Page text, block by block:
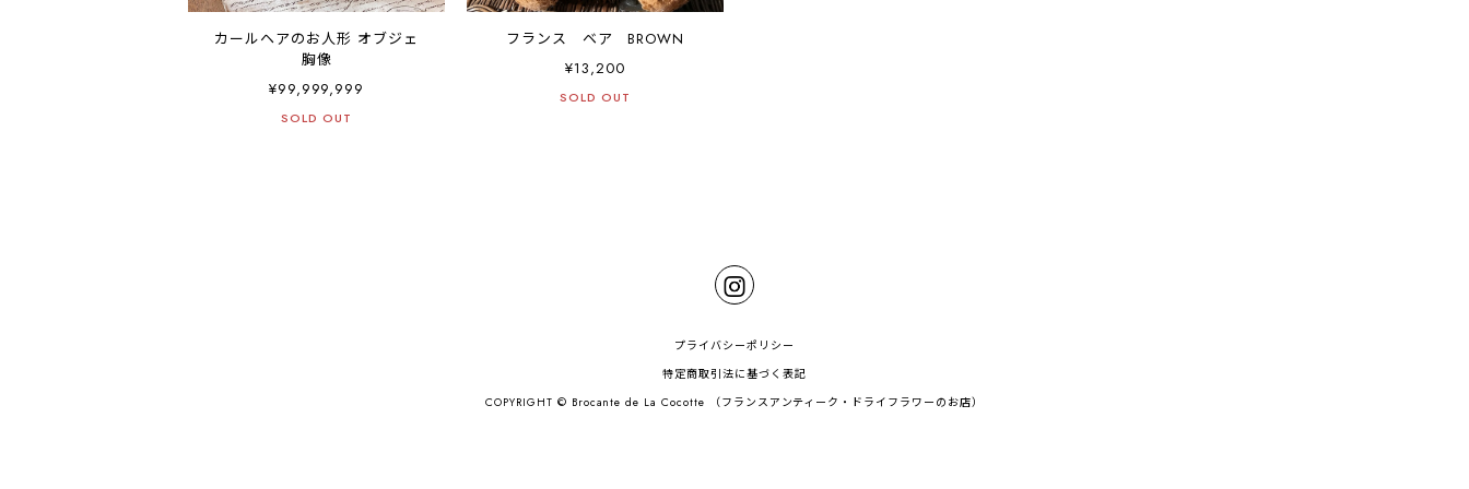
カールヘアのお人形 オブジェ
胸像
¥99,999,999
SOLD OUT
フランス ベア BROWN
¥13,200
SOLD OUT
プライバシーポリシー
特定商取引法に基づく表記
COPYRIGHT © Brocante de La Cocotte （フランスアンティーク・ドライフラワーのお店）